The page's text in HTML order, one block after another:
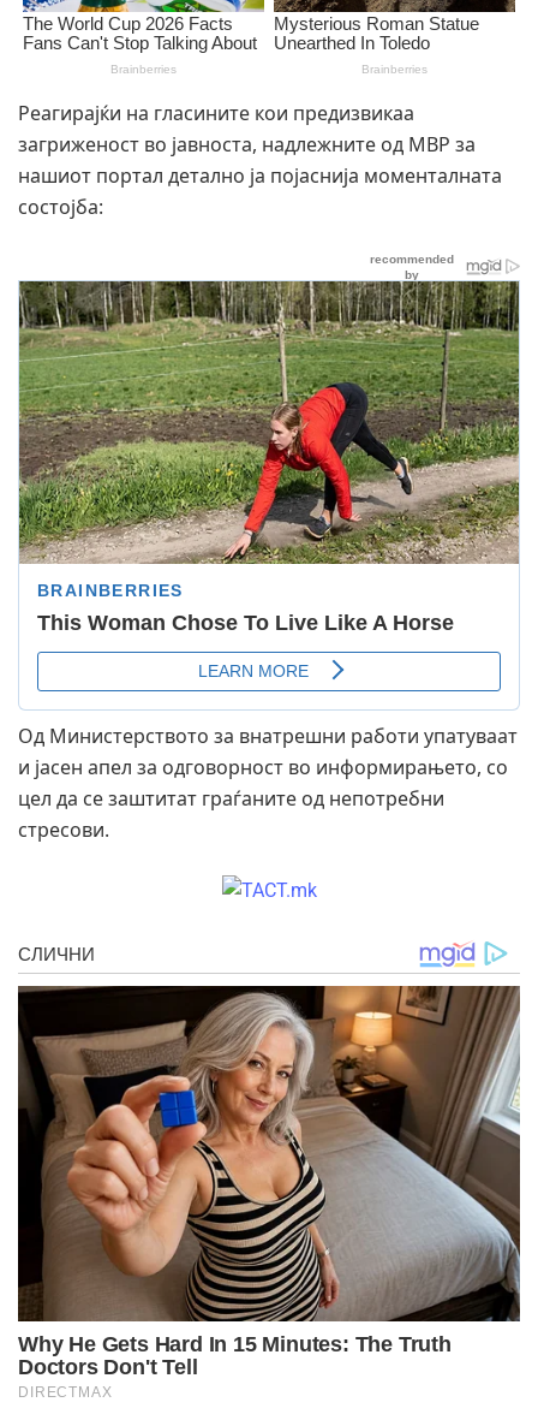
Реагирајќи на гласините кои предизвикаа
загриженост во јавноста, надлежните од МВР за
нашиот портал детално ја појаснија моменталната
состојба:
Од Министерството за внатрешни работи упатуваат
и јасен апел за одговорност во информирањето, со
цел да се заштитат граѓаните од непотребни
стресови.